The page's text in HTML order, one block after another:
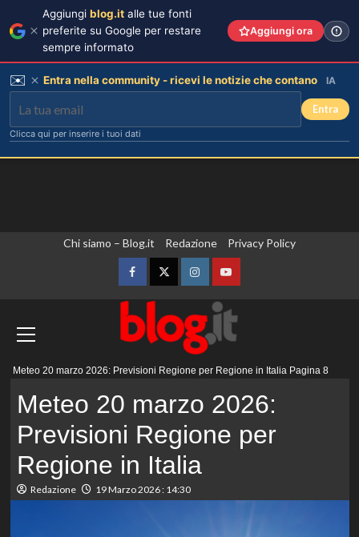
Chi siamo – Blog.it Redazione Privacy Policy
FacebookTwitterInstagramYouTube
Meteo 20 marzo 2026: Previsioni Regione per Regione in Italia Pagina 8
Meteo 20 marzo 2026:
Previsioni Regione per
Regione in Italia
Redazione 19 Marzo 2026 : 14:30
Aggiungi blog.it alle tue fonti
preferite su Google per restare
sempre informato
Aggiungi ora
✉️ Entra nella community - ricevi le notizie che contano IA
Entra
Clicca qui per inserire i tuoi dati